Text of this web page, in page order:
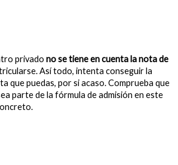
privado no se tiene en cuenta la nota de
Así todo, intenta conseguir la
que puedas, por si acaso. Comprueba que
parte de la fórmula de admisión en este